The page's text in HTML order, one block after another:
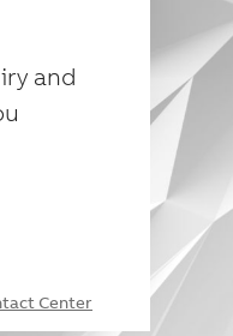
and
Center